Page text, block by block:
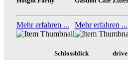
Mehr erfahren ... Mehr erfahren ...
Schlossblick